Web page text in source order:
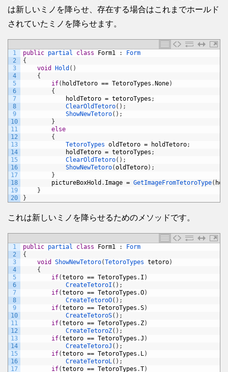
は新しいミノを降らせ、存在する場合はこれまでホールド
されていたミノを降らせます。
1
2
3
4
5
6
7
8
9
10
11
12
13
14
15
16
17
18
19
20
public partial class Form1 :
Form
{
void
Hold ( )
{
if( holdTetoro == TetoroTypes . None)
{
holdTetoro = tetoroTypes ;
ClearOldTetoro( ) ;
ShowNewTetoro( ) ;
}
else
{
TetoroTypes oldTetoro = holdTetoro;
holdTetoro = tetoroTypes ;
ClearOldTetoro( ) ;
ShowNewTetoro(oldTetoro) ;
}
pictureBoxHold . Image = GetImageFromTetoroType(
}
}
これは新しいミノを降らせるためのメソッドです。
1
2
3
4
5
6
7
8
9
10
11
12
13
14
15
16
17
public partial class Form1 :
Form
{
void
ShowNewTetoro(TetoroTypes tetoro)
{
if(tetoro == TetoroTypes . I )
CreateTetoroI ( ) ;
if(tetoro == TetoroTypes .O)
CreateTetoroO( ) ;
if(tetoro == TetoroTypes .S)
CreateTetoroS( ) ;
if(tetoro == TetoroTypes . Z)
CreateTetoroZ( ) ;
if(tetoro == TetoroTypes .J )
CreateTetoroJ ( ) ;
if(tetoro == TetoroTypes . L)
CreateTetoroL( ) ;
if(tetoro == TetoroTypes .T)